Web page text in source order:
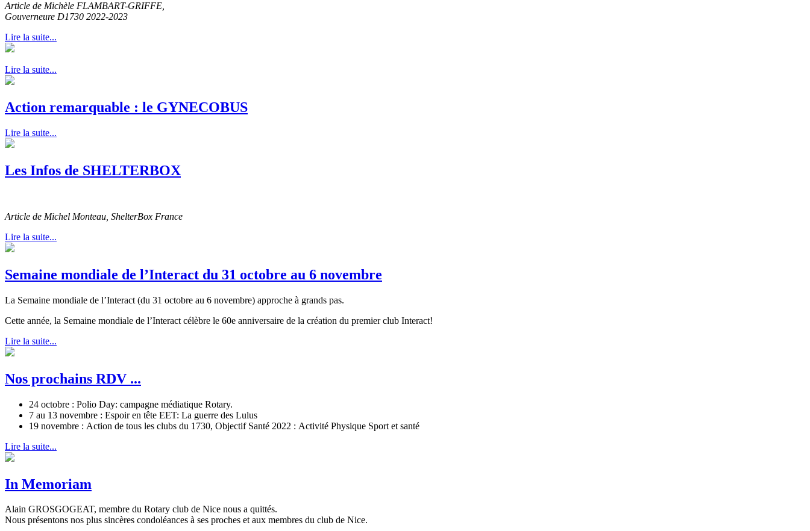
Article de Michèle FLAMBART-GRIFFE,
Gouverneure D1730 2022-2023
Lire la suite...
Lire la suite...
Action remarquable : le GYNECOBUS
Lire la suite...
Les Infos de SHELTERBOX
Article de Michel Monteau, ShelterBox France
Lire la suite...
Semaine mondiale de l’Interact du 31 octobre au 6 novembre
La Semaine mondiale de l’Interact (du 31 octobre au 6 novembre) approche à grands pas.
Cette année, la Semaine mondiale de l’Interact célèbre le 60e anniversaire de la création du premier club Interact!
Lire la suite...
Nos prochains RDV ...
24 octobre : Polio Day: campagne médiatique Rotary.
7 au 13 novembre : Espoir en tête EET: La guerre des Lulus
19 novembre : Action de tous les clubs du 1730, Objectif Santé 2022 : Activité Physique Sport et santé
Lire la suite...
In Memoriam
Alain GROSGOGEAT, membre du Rotary club de Nice nous a quittés.
Nous présentons nos plus sincères condoléances à ses proches et aux membres du club de Nice.